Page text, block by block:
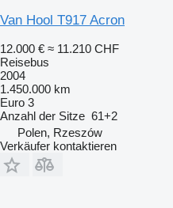
Van Hool T917 Acron
12.000 € ≈ 11.210 CHF
Reisebus
2004
1.450.000 km
Euro 3
Anzahl der Sitze 61+2
Polen, Rzeszów
Verkäufer kontaktieren